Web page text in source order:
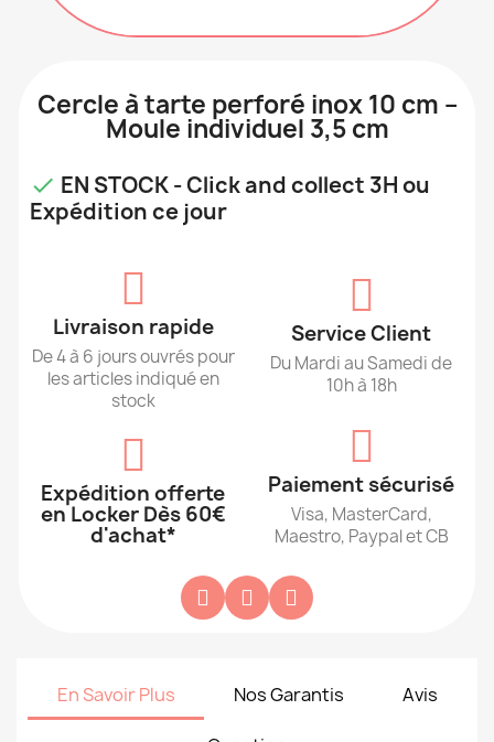
Cercle à tarte perforé inox 10 cm –
Moule individuel 3,5 cm
 EN STOCK - Click and collect 3H ou
Expédition ce jour
Livraison rapide
De 4 à 6 jours ouvrés pour
les articles indiqué en
stock
Expédition offerte
en Locker Dès 60€
d'achat*
Service Client
Du Mardi au Samedi de
10h à 18h
Paiement sécurisé
Visa, MasterCard,
Maestro, Paypal et CB
En Savoir Plus Nos Garantis Avis